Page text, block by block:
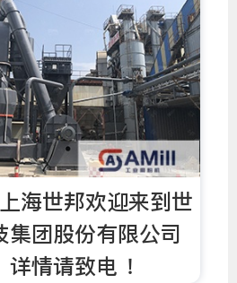
海世邦欢迎来到世
集团股份有限公司
情请致电 ！